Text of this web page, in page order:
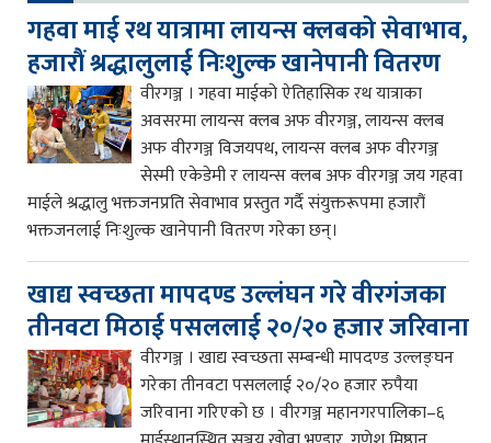
गहवा माई रथ यात्रामा लायन्स क्लबको सेवाभाव,
हजारौं श्रद्धालुलाई निःशुल्क खानेपानी वितरण
वीरगञ्ज । गहवा माईको ऐतिहासिक रथ यात्राका
अवसरमा लायन्स क्लब अफ वीरगञ्ज, लायन्स क्लब
अफ वीरगञ्ज विजयपथ, लायन्स क्लब अफ वीरगञ्ज
सेस्मी एकेडेमी र लायन्स क्लब अफ वीरगञ्ज जय गहवा
माईले श्रद्धालु भक्तजनप्रति सेवाभाव प्रस्तुत गर्दै संयुक्तरूपमा हजारौं
भक्तजनलाई निःशुल्क खानेपानी वितरण गरेका छन्।
खाद्य स्वच्छता मापदण्ड उल्लंघन गरे वीरगंजका
तीनवटा मिठाई पसललाई २०/२० हजार जरिवाना
वीरगञ्ज । खाद्य स्वच्छता सम्बन्धी मापदण्ड उल्लङ्घन
गरेका तीनवटा पसललाई २०/२० हजार रुपैया
जरिवाना गरिएको छ । वीरगञ्ज महानगरपालिका–६